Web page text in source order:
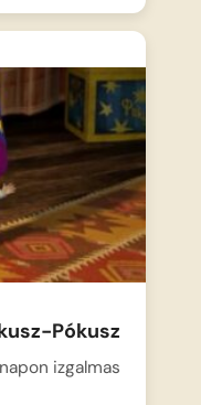
Pókusz
izgalmas